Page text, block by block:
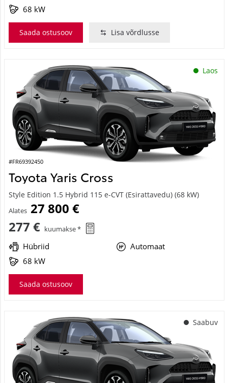
68 kW
Saada ostusoov Lisa võrdlusse
Laos
#FR69392450
Toyota Yaris Cross
Style Edition 1.5 Hybrid 115 e-CVT (Esirattavedu) (68 kW)
Alates 27 800 €
277 € kuumakse *
Hübriid
Automaat
68 kW
Saada ostusoov
Saabuv